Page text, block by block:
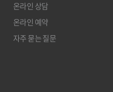
온라인 상담
온라인 예약
자주 묻는 질문